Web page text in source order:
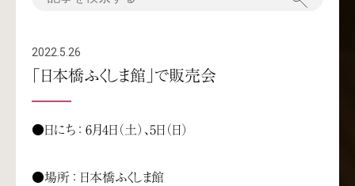
2022.5.26
「日本橋ふくしま館」で販売会
●日にち ： 6月4日（土）、5日（日）
●場所 ： 日本橋ふくしま館